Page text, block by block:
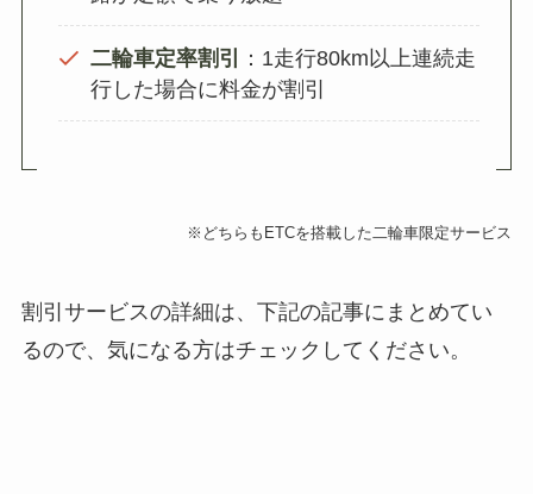
二輪車定率割引
：1走行80km以上連続走
行した場合に料金が割引
※どちらもETCを搭載した二輪車限定サービス
割引サービスの詳細は、下記の記事にまとめてい
るので、気になる方はチェックしてください。